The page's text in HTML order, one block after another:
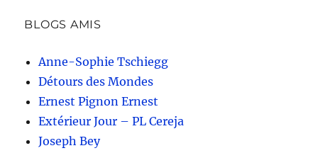
BLOGS AMIS
Anne-Sophie Tschiegg
Détours des Mondes
Ernest Pignon Ernest
Extérieur Jour – PL Cereja
Joseph Bey